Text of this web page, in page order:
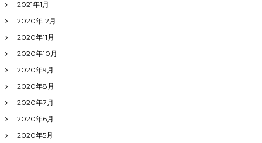
2021年1月
2020年12月
2020年11月
2020年10月
2020年9月
2020年8月
2020年7月
2020年6月
2020年5月